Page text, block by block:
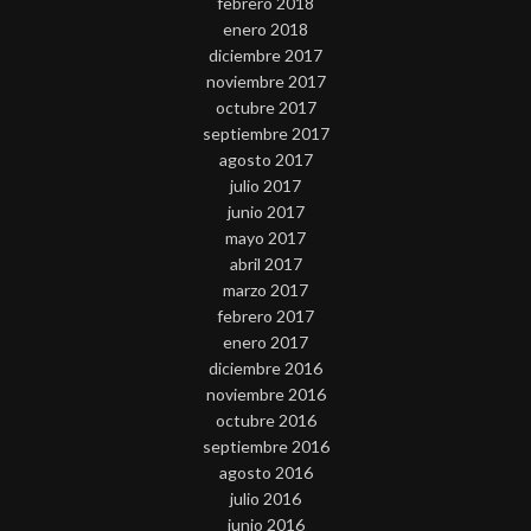
enero 2018
diciembre 2017
noviembre 2017
octubre 2017
septiembre 2017
agosto 2017
julio 2017
junio 2017
mayo 2017
abril 2017
marzo 2017
febrero 2017
enero 2017
diciembre 2016
noviembre 2016
octubre 2016
septiembre 2016
agosto 2016
julio 2016
junio 2016